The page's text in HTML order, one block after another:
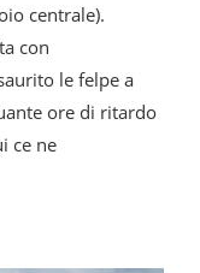
centrale).
con
le felpe a
ore di ritardo
ce ne